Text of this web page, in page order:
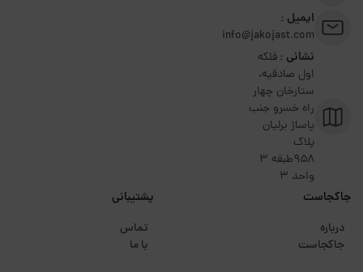
ایمیل :
info@jakojast.com
نشانی :فلکه
اول صادقیه،
ستارخان چهار
راه خسرو جنب
پاساژ برلیان
پلاک
۹۵۸طبقه 3
واحد 3
جاکجاست
درباره
جاکجاست
پشتیبانی
تماس
با ما